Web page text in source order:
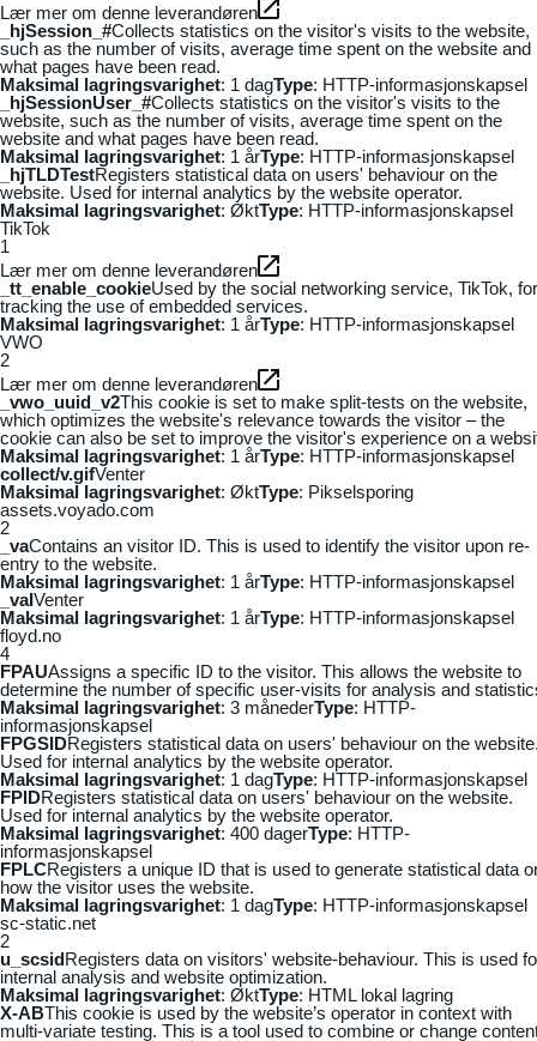
Lær mer om denne leverandøren
_hjSession_#Collects statistics on the visitor's visits to the website,
such as the number of visits, average time spent on the website and
what pages have been read.
Maksimal lagringsvarighet: 1 dagType: HTTP-informasjonskapsel
_hjSessionUser_#Collects statistics on the visitor's visits to the
website, such as the number of visits, average time spent on the
website and what pages have been read.
Maksimal lagringsvarighet: 1 årType: HTTP-informasjonskapsel
_hjTLDTestRegisters statistical data on users' behaviour on the
website. Used for internal analytics by the website operator.
Maksimal lagringsvarighet: ØktType: HTTP-informasjonskapsel
TikTok
1
Lær mer om denne leverandøren
_tt_enable_cookieUsed by the social networking service, TikTok, for
tracking the use of embedded services.
Maksimal lagringsvarighet: 1 årType: HTTP-informasjonskapsel
VWO
2
Lær mer om denne leverandøren
_vwo_uuid_v2This cookie is set to make split-tests on the website,
which optimizes the website's relevance towards the visitor – the
cookie can also be set to improve the visitor's experience on a
Maksimal lagringsvarighet: 1 årType: HTTP-informasjonskapsel
collect/v.gifVenter
Maksimal lagringsvarighet: ØktType: Pikselsporing
assets.voyado.com
2
_vaContains an visitor ID. This is used to identify the visitor upon re-
entry to the website.
Maksimal lagringsvarighet: 1 årType: HTTP-informasjonskapsel
_vaIVenter
Maksimal lagringsvarighet: 1 årType: HTTP-informasjonskapsel
floyd.no
4
FPAUAssigns a specific ID to the visitor. This allows the website to
determine the number of specific user-visits for analysis and
Maksimal lagringsvarighet: 3 månederType: HTTP-
informasjonskapsel
FPGSIDRegisters statistical data on users' behaviour on the
Used for internal analytics by the website operator.
Maksimal lagringsvarighet: 1 dagType: HTTP-informasjonskapsel
FPIDRegisters statistical data on users' behaviour on the website.
Used for internal analytics by the website operator.
Maksimal lagringsvarighet: 400 dagerType: HTTP-
informasjonskapsel
FPLCRegisters a unique ID that is used to generate statistical data
how the visitor uses the website.
Maksimal lagringsvarighet: 1 dagType: HTTP-informasjonskapsel
sc-static.net
2
u_scsidRegisters data on visitors' website-behaviour. This is used
internal analysis and website optimization.
Maksimal lagringsvarighet: ØktType: HTML lokal lagring
X-ABThis cookie is used by the website’s operator in context with
multi-variate testing. This is a tool used to combine or change